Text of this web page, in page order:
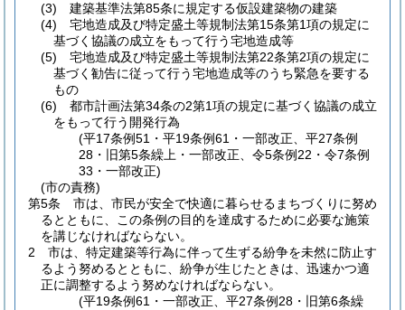
(3)
建築基準法第85条に規定する仮設建築物の建築
(4)
宅地造成及び特定盛土等規制法第15条第1項の規定に
基づく協議の成立をもって行う宅地造成等
(5)
宅地造成及び特定盛土等規制法第22条第2項の規定に
基づく勧告に従って行う宅地造成等のうち緊急を要する
もの
(6)
都市計画法第34条の2第1項の規定に基づく協議の成立
をもって行う開発行為
(平17条例51・平19条例61・一部改正、平27条例
28・旧第5条繰上・一部改正、令5条例22・令7条例
33・一部改正)
(市の責務)
第5条
市は、市民が安全で快適に暮らせるまちづくりに努め
るとともに、この条例の目的を達成するために必要な施策
を講じなければならない。
2
市は、特定建築等行為に伴って生ずる紛争を未然に防止す
るよう努めるとともに、紛争が生じたときは、迅速かつ適
正に調整するよう努めなければならない。
(平19条例61・一部改正、平27条例28・旧第6条繰